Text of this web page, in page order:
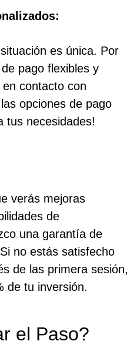
es única. Por
pago flexibles y
en contacto con
opciones de pago
tus necesidades!
verás mejoras
de
una garantía de
no estás satisfecho
de las primera sesión,
de tu inversión.
el Paso?